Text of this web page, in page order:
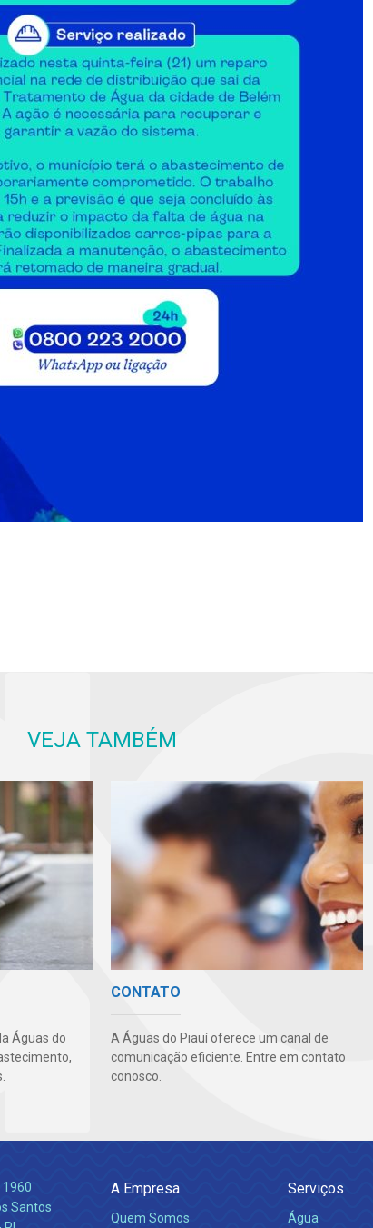
VEJA TAMBÉM
Águas do
CONTATO
A Águas do Piauí oferece um canal de
comunicação eficiente. Entre em contato
conosco.
1960
Santos
A Empresa
Quem Somos
Serviços
Água